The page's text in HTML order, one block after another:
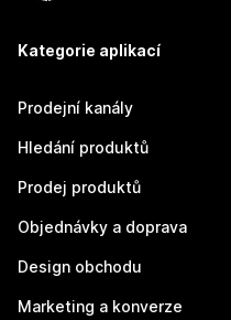
Kategorie aplikací
Prodejní kanály
Hledání produktů
Prodej produktů
Objednávky a doprava
Design obchodu
Marketing a konverze